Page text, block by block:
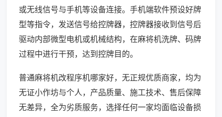
或无线信号与手机等设备连接。手机端软件预设好牌
型等指令，发送信号给控牌器，控牌器接收到信号后
驱动内部微型电机或机械结构，在麻将机洗牌、码牌
过程中进行干预，达到控牌目的。
普通麻将机改程序机哪家好，无正规优质商家，均为
无证小作坊与个人，产品质量、施工技术、售后保障
无差异，全为劣质服务，选择任何一家均面临设备损